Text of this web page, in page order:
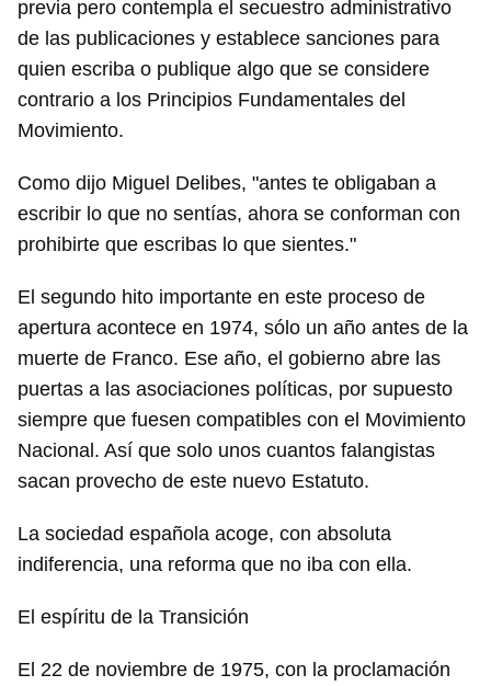
INICIAR SESIÓN CANCELAR
previa pero contempla el secuestro administrativo
de las publicaciones y establece sanciones para
quien escriba o publique algo que se considere
contrario a los Principios Fundamentales del
Movimiento.
Como dijo Miguel Delibes, "antes te obligaban a
escribir lo que no sentías, ahora se conforman con
prohibirte que escribas lo que sientes."
El segundo hito importante en este proceso de
apertura acontece en 1974, sólo un año antes de la
muerte de Franco. Ese año, el gobierno abre las
puertas a las asociaciones políticas, por supuesto
siempre que fuesen compatibles con el Movimiento
Nacional. Así que solo unos cuantos falangistas
sacan provecho de este nuevo Estatuto.
La sociedad española acoge, con absoluta
indiferencia, una reforma que no iba con ella.
El espíritu de la Transición
El 22 de noviembre de 1975, con la proclamación